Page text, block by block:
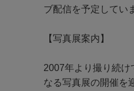
ブ配信を予定してい
【写真展案内】
2007年より撮り続け
なる写真展の開催を